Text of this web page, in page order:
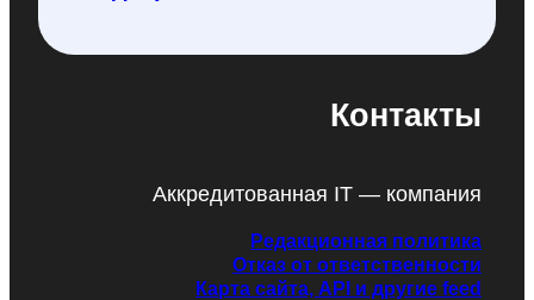
Контакты
Аккредитованная IT — компания
Редакционная политика
Отказ от ответственности
Карта сайта, API и другие feed